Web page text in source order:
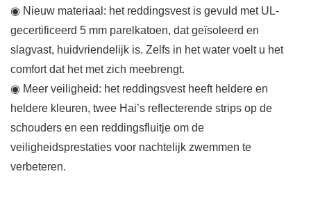
◉ Nieuw materiaal: het reddingsvest is gevuld met UL-
gecertificeerd 5 mm parelkatoen, dat geïsoleerd en
slagvast, huidvriendelijk is. Zelfs in het water voelt u het
comfort dat het met zich meebrengt.
◉ Meer veiligheid: het reddingsvest heeft heldere en
heldere kleuren, twee Hai’s reflecterende strips op de
schouders en een reddingsfluitje om de
veiligheidsprestaties voor nachtelijk zwemmen te
verbeteren.